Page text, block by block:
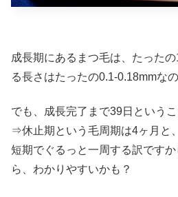
成長期にあるまつ毛は、たった
る長さはたったの0.1-0.18mmな
でも、成長完了まで39日という
⇒休止期という毛周期は4ヶ月と
短期でぐるっと一周する訳で
ら、わかりやすいかも？